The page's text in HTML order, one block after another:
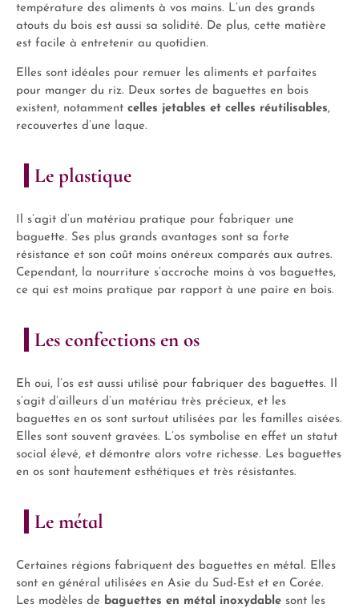
température des aliments à vos mains. L’un des grands
atouts du bois est aussi sa solidité. De plus, cette matière
est facile à entretenir au quotidien.
Elles sont idéales pour remuer les aliments et parfaites
pour manger du riz. Deux sortes de baguettes en bois
existent, notamment celles jetables et celles réutilisables,
recouvertes d’une laque.
Le plastique
Il s’agit d’un matériau pratique pour fabriquer une
baguette. Ses plus grands avantages sont sa forte
résistance et son coût moins onéreux comparés aux autres.
Cependant, la nourriture s’accroche moins à vos baguettes,
ce qui est moins pratique par rapport à une paire en bois.
Les confections en os
Eh oui, l’os est aussi utilisé pour fabriquer des baguettes. Il
s’agit d’ailleurs d’un matériau très précieux, et les
baguettes en os sont surtout utilisées par les familles aisées.
Elles sont souvent gravées. L’os symbolise en effet un statut
social élevé, et démontre alors votre richesse. Les baguettes
en os sont hautement esthétiques et très résistantes.
Le métal
Certaines régions fabriquent des baguettes en métal. Elles
sont en général utilisées en Asie du Sud-Est et en Corée.
Les modèles de baguettes en métal inoxydable sont les